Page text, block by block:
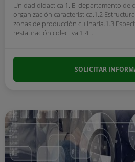
Unidad didactica 1. El departamento de
organización característica.1.2
zonas de producción culinaria.1.3
restauración colectiva.1.4...
SOLICITAR